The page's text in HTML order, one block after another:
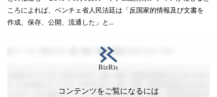
ころによれば、ベンチェ省人民法廷は「反国家的情報及び文書を
作成、保存、公開、流通した」と...
コンテンツをご覧になるには